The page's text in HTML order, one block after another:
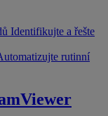
Identifikujte a řešte
rutinní